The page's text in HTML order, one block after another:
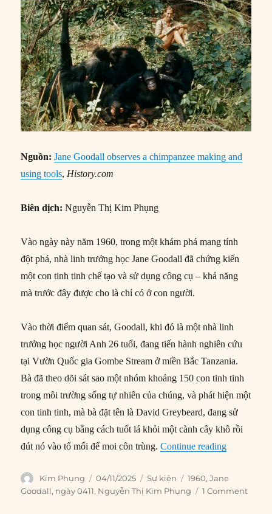
Nguồn:Jane Goodall observes a chimpanzee making and
using tools, History.com
Biên dịch: Nguyễn Thị Kim Phụng
Vào ngày này năm 1960, trong một khám phá mang tính
đột phá, nhà linh trưởng học Jane Goodall đã chứng kiến
một con tinh tinh chế tạo và sử dụng công cụ – khả năng
mà trước đây được cho là chỉ có ở con người.
Vào thời điểm quan sát, Goodall, khi đó là một nhà linh
trưởng học người Anh 26 tuổi, đang tiến hành nghiên cứu
tại Vườn Quốc gia Gombe Stream ở miền Bắc Tanzania.
Bà đã theo dõi sát sao một nhóm khoảng 150 con tinh tinh
trong môi trường sống tự nhiên của chúng, và phát hiện một
con tinh tinh, mà bà đặt tên là David Greybeard, đang sử
dụng công cụ bằng cách tuốt lá khỏi một cành cây khô rồi
đút nó vào tổ mối để moi côn trùng.Continue reading“04/11/
Author
Kim Phụng
Posted
on
04/11/2025 Categories
Sự kiện Tags
1960,Jane
Goodall, ngày 0411, Nguyễn Thị Kim Phụng 1 Comment